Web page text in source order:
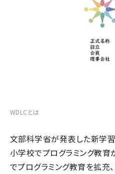
WDLCとは
文部科学省が発表した新学
小学校でプログラミング教
でプログラミング教育を拡充